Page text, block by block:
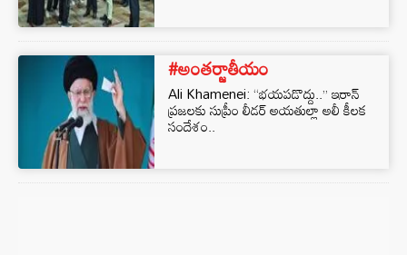
#అంతర్జాతీయం
Ali Khamenei: “భయపడొద్దు..” ఇరాన్
ప్రజలకు సుప్రీం లీడర్ అయతుల్లా అలీ కీలక
సందేశం..